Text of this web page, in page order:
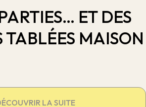
ET DES
TABLÉES MAISON
LA SUITE